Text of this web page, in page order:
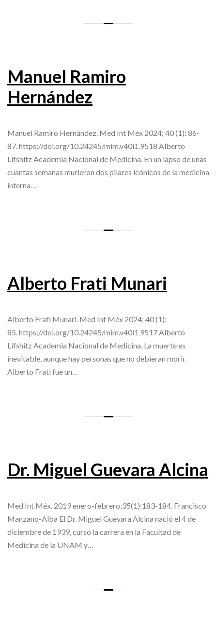
Manuel Ramiro
Hernández
Manuel Ramiro Hernández. Med Int Méx 2024; 40 (1): 86-
87. https://doi.org/10.24245/mim.v40i1.9518 Alberto
Lifshitz Academia Nacional de Medicina. En un lapso de unas
cuantas semanas murieron dos pilares icónicos de la medicina
interna…
Alberto Frati Munari
Alberto Frati Munari. Med Int Méx 2024; 40 (1):
85. https://doi.org/10.24245/mim.v40i1.9517 Alberto
Lifshitz Academia Nacional de Medicina. La muerte es
inevitable, aunque hay personas que no debieran morir.
Alberto Frati fue un…
Dr. Miguel Guevara Alcina
Med Int Méx. 2019 enero-febrero;35(1):183-184. Francisco
Manzano-Alba El Dr. Miguel Guevara Alcina nació el 4 de
diciembre de 1939, cursó la carrera en la Facultad de
Medicina de la UNAM y…